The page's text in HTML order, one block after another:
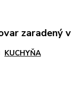
zaradený
KUCHYŇA